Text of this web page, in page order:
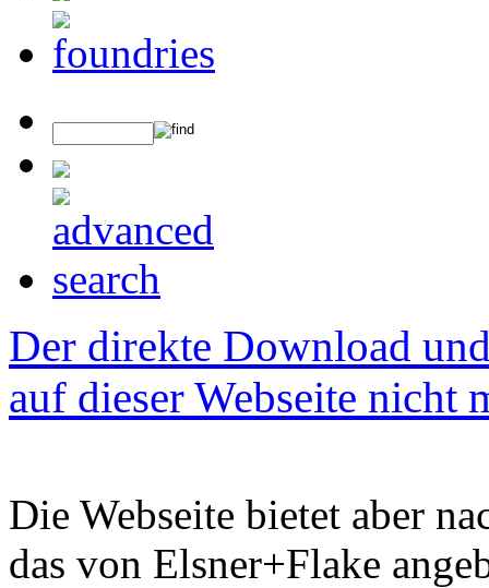
Der direkte Download
auf dieser Webseite nicht
Die Webseite bietet aber
das von Elsner+Flake